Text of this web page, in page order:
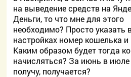
на выведение средств на
Деньги, то что мне для этого
необходимо? Просто указать
настройках номер кошелька и
Каким образом будет тогда
начисляться? За июнь в июле
получу, получается?